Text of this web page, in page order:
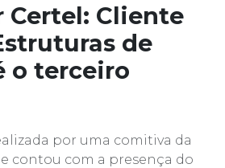
Certel: Cliente
de
o terceiro
por uma comitiva da
contou com a presença do